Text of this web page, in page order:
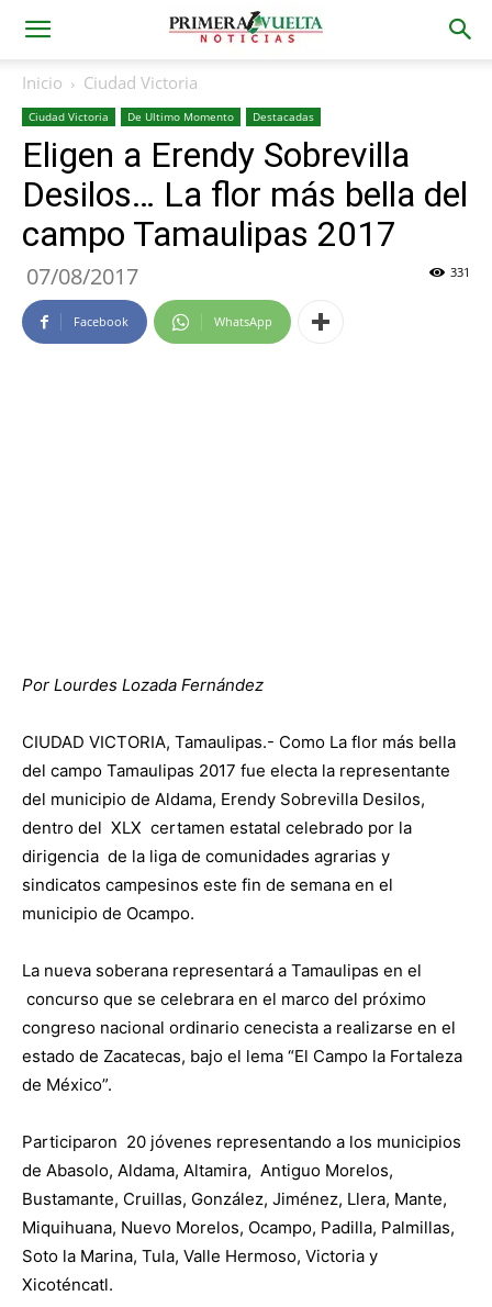
Inicio Ciudad Victoria
Ciudad Victoria De Ultimo Momento Destacadas
Eligen a Erendy Sobrevilla
Desilos… La flor más bella del
campo Tamaulipas 2017
07/08/2017 331
Facebook WhatsApp
Por Lourdes Lozada Fernández
CIUDAD VICTORIA, Tamaulipas.- Como La flor más bella
del campo Tamaulipas 2017 fue electa la representante
del municipio de Aldama, Erendy Sobrevilla Desilos,
dentro del XLX certamen estatal celebrado por la
dirigencia de la liga de comunidades agrarias y
sindicatos campesinos este fin de semana en el
municipio de Ocampo.
La nueva soberana representará a Tamaulipas en el
concurso que se celebrara en el marco del próximo
congreso nacional ordinario cenecista a realizarse en el
estado de Zacatecas, bajo el lema “El Campo la Fortaleza
de México”.
Participaron 20 jóvenes representando a los municipios
de Abasolo, Aldama, Altamira, Antiguo Morelos,
Bustamante, Cruillas, González, Jiménez, Llera, Mante,
Miquihuana, Nuevo Morelos, Ocampo, Padilla, Palmillas,
Soto la Marina, Tula, Valle Hermoso, Victoria y
Xicoténcatl.